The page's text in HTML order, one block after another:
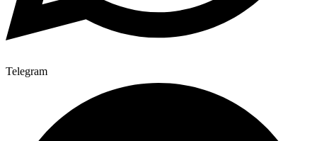
Telegram